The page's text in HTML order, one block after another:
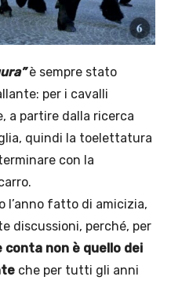
è sempre stato
per i cavalli
a partire dalla ricerca
quindi la toelettatura
con la
l’anno fatto di amicizia,
discussioni, perché, per
conta non è quello dei
che per tutti gli anni